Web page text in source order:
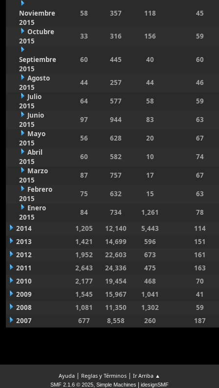
Noviembre
2015
58 357 118 45
Octubre
2015
33 316 156 59
Septiembre
2015
60 445 40 60
Agosto
2015
44 257 44
46
Julio
2015
64 577 58
59
Junio
2015
97 944 83
63
Mayo
2015
56 628 20
67
Abril
2015
60 582 10
74
Marzo
2015
87 757 17
67
Febrero
2015
75 632 15
63
Enero
2015
84 734 1,261
78
2014
1,205 12,140 5,443
114
2013
1,421 14,699 596
151
2012
1,952 22,603 673
161
2011
2,643 24,336 475
163
2010
2,177 19,454 468
70
2009
1,545 15,967 1,041
41
2008
1,081 11,350 1,302
59
2007
677 8,558 260 187
Ayuda | Reglas y Términos | Ir Arriba ▲
SMF 2.1.6 © 2025, Simple Machines idesignSMF